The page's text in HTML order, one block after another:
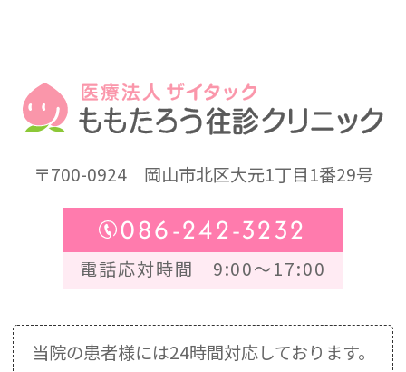
〒700-0924岡山市北区大元1丁目1番29号
086-242-3232
電話応対時間 9:00～17:00
当院の患者様には24時間対応しております。